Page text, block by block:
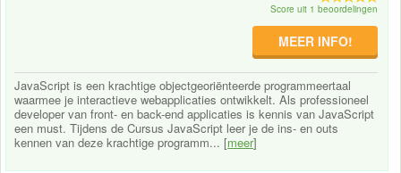
Score uit 1 beoordelingen
MEER INFO!
JavaScript is een krachtige objectgeoriënteerde programmeertaal
waarmee je interactieve webapplicaties ontwikkelt. Als professioneel
developer van front- en back-end applicaties is kennis van JavaScript
een must. Tijdens de Cursus JavaScript leer je de ins- en outs
kennen van deze krachtige programm... [meer]